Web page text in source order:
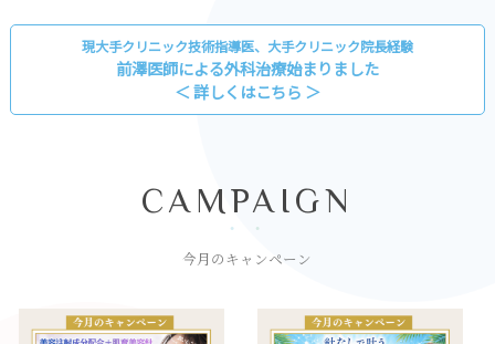
現大手クリニック技術指導医、大手クリニック院長経験
前澤医師による外科治療始まりました
＜ 詳しくはこちら ＞
CAMPAIGN
今月のキャンペーン